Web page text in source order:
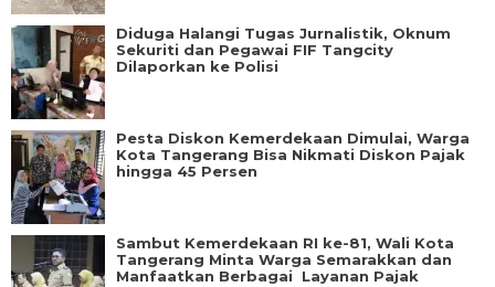
Diduga Halangi Tugas Jurnalistik, Oknum
Sekuriti dan Pegawai FIF Tangcity
Dilaporkan ke Polisi
Pesta Diskon Kemerdekaan Dimulai, Warga
Kota Tangerang Bisa Nikmati Diskon Pajak
hingga 45 Persen
Sambut Kemerdekaan RI ke-81, Wali Kota
Tangerang Minta Warga Semarakkan dan
Manfaatkan Berbagai Layanan Pajak